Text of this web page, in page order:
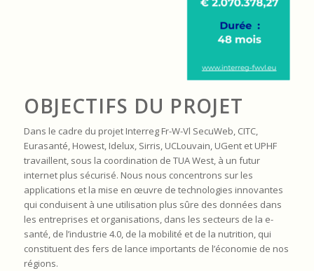
OBJECTIFS DU PROJET
Dans le cadre du projet Interreg Fr-W-Vl SecuWeb, CITC,
Eurasanté, Howest, Idelux, Sirris, UCLouvain, UGent et UPHF
travaillent, sous la coordination de TUA West, à un futur
internet plus sécurisé. Nous nous concentrons sur les
applications et la mise en œuvre de technologies innovantes
qui conduisent à une utilisation plus sûre des données dans
les entreprises et organisations, dans les secteurs de la e-
santé, de l’industrie 4.0, de la mobilité et de la nutrition, qui
constituent des fers de lance importants de l’économie de nos
régions.